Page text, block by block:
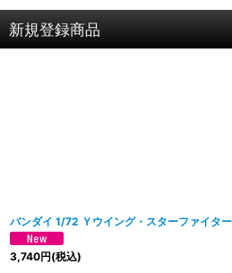
新規登録商品
バンダイ 1/72 Ｙウイング・スターファイター
3,740円(税込)